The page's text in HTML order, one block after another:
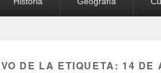
DE LA ETIQUETA: 14 DE